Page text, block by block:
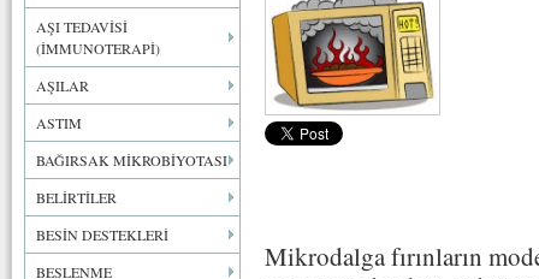
AŞI TEDAVİSİ
(İMMUNOTERAPİ)
AŞILAR
ASTIM
BAĞIRSAK MİKROBİYOTASI
BELİRTİLER
BESİN DESTEKLERİ
BESLENME
Mikrodalga fırınların